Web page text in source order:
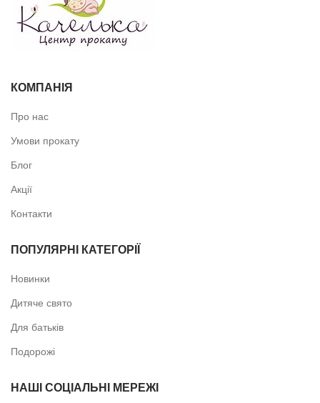
КОМПАНІЯ
Про нас
Умови прокату
Блог
Акції
Контакти
ПОПУЛЯРНІ КАТЕГОРІЇ
Новинки
Дитяче свято
Для батьків
Подорожі
НАШІ СОЦІАЛЬНІ МЕРЕЖІ